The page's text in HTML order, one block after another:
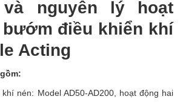
nguyên lý hoạt
điều khiển khí
Acting
nén: Model AD50-AD200, hoạt động hai